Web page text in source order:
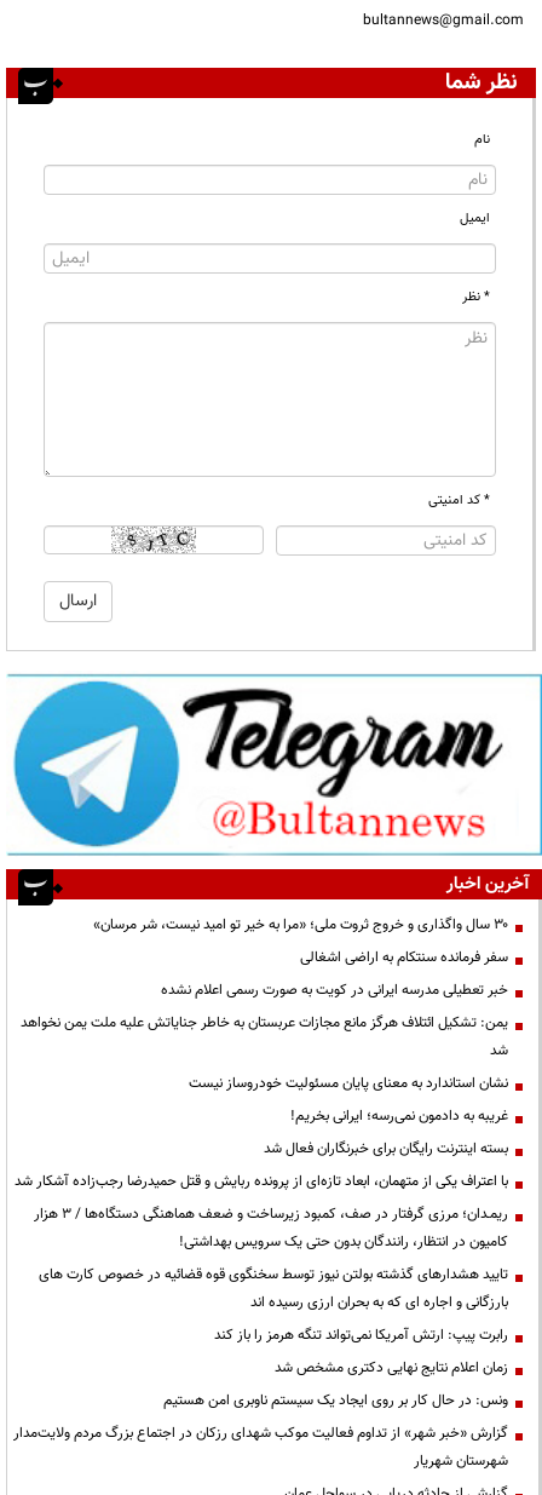
bultannews@gmail.com
نظر شما
نام
ایمیل
* نظر
* کد امنیتی
آخرین اخبار
۳۰ سال واگذاری و خروج ثروت ملی؛ «مرا به خیر تو امید نیست، شر مرسان»
سفر فرمانده سنتکام به اراضی اشغالی
خبر تعطیلی مدرسه ایرانی در کویت به صورت رسمی اعلام نشده
یمن: تشکیل ائتلاف هرگز مانع مجازات عربستان به خاطر جنایاتش علیه ملت یمن نخواهد
شد
نشان استاندارد به معنای پایان مسئولیت خودروساز نیست
غریبه به دادمون نمی‌رسه؛ ایرانی بخریم!
بسته اینترنت رایگان برای خبرنگاران فعال شد
با اعتراف یکی از متهمان، ابعاد تازه‌ای از پرونده ربایش و قتل حمیدرضا رجب‌زاده آشکار شد
ریمـدان؛ مرزی گرفتار در صف، کمبود زیرساخت و ضعف هماهنگی دستگاه‌ها / ۳ هزار
کامیون در انتظار، رانندگان بدون حتی یک سرویس بهداشتی!
تایید هشدارهای گذشته بولتن نیوز توسط سخنگوی قوه قضائیه در خصوص کارت های
بارزگانی و اجاره ای که به بحران ارزی رسیده اند
رابرت پیپ: ارتش آمریکا نمی‌تواند تنگه هرمز را باز کند
زمان اعلام نتایج نهایی دکتری مشخص شد
ونس: در حال کار بر روی ایجاد یک سیستم ناوبری امن هستیم
گزارش «خبر شهر» از تداوم فعالیت موکب شهدای رزکان در اجتماع بزرگ مردم ولایت‌مدار
شهرستان شهریار